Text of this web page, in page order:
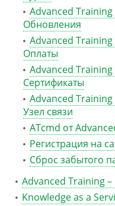
Advanced Training
Обновления
Advanced Training
Оплаты
Advanced Training
Сертификаты
Advanced Training
Узел связи
ATcmd от
Регистрация на
Сброс забытого
Advanced Training
Knowledge as a